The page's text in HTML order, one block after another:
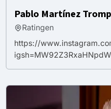
Pablo Martínez
Ratingen
https://